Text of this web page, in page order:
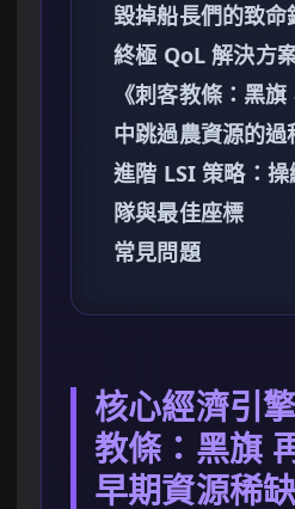
毀掉船長們的致命
終極 QoL 解決方
《刺客教條：黑旗
中跳過農資源的過
進階 LSI 策略：
隊與最佳座標
常見問題
核心經濟引
教條：黑旗
早期資源稀